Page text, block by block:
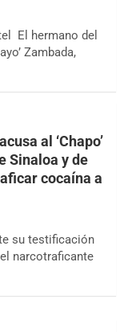
El hermano del
Zambada,
al ‘Chapo’
Sinaloa y de
cocaína a
su testificación
narcotraficante